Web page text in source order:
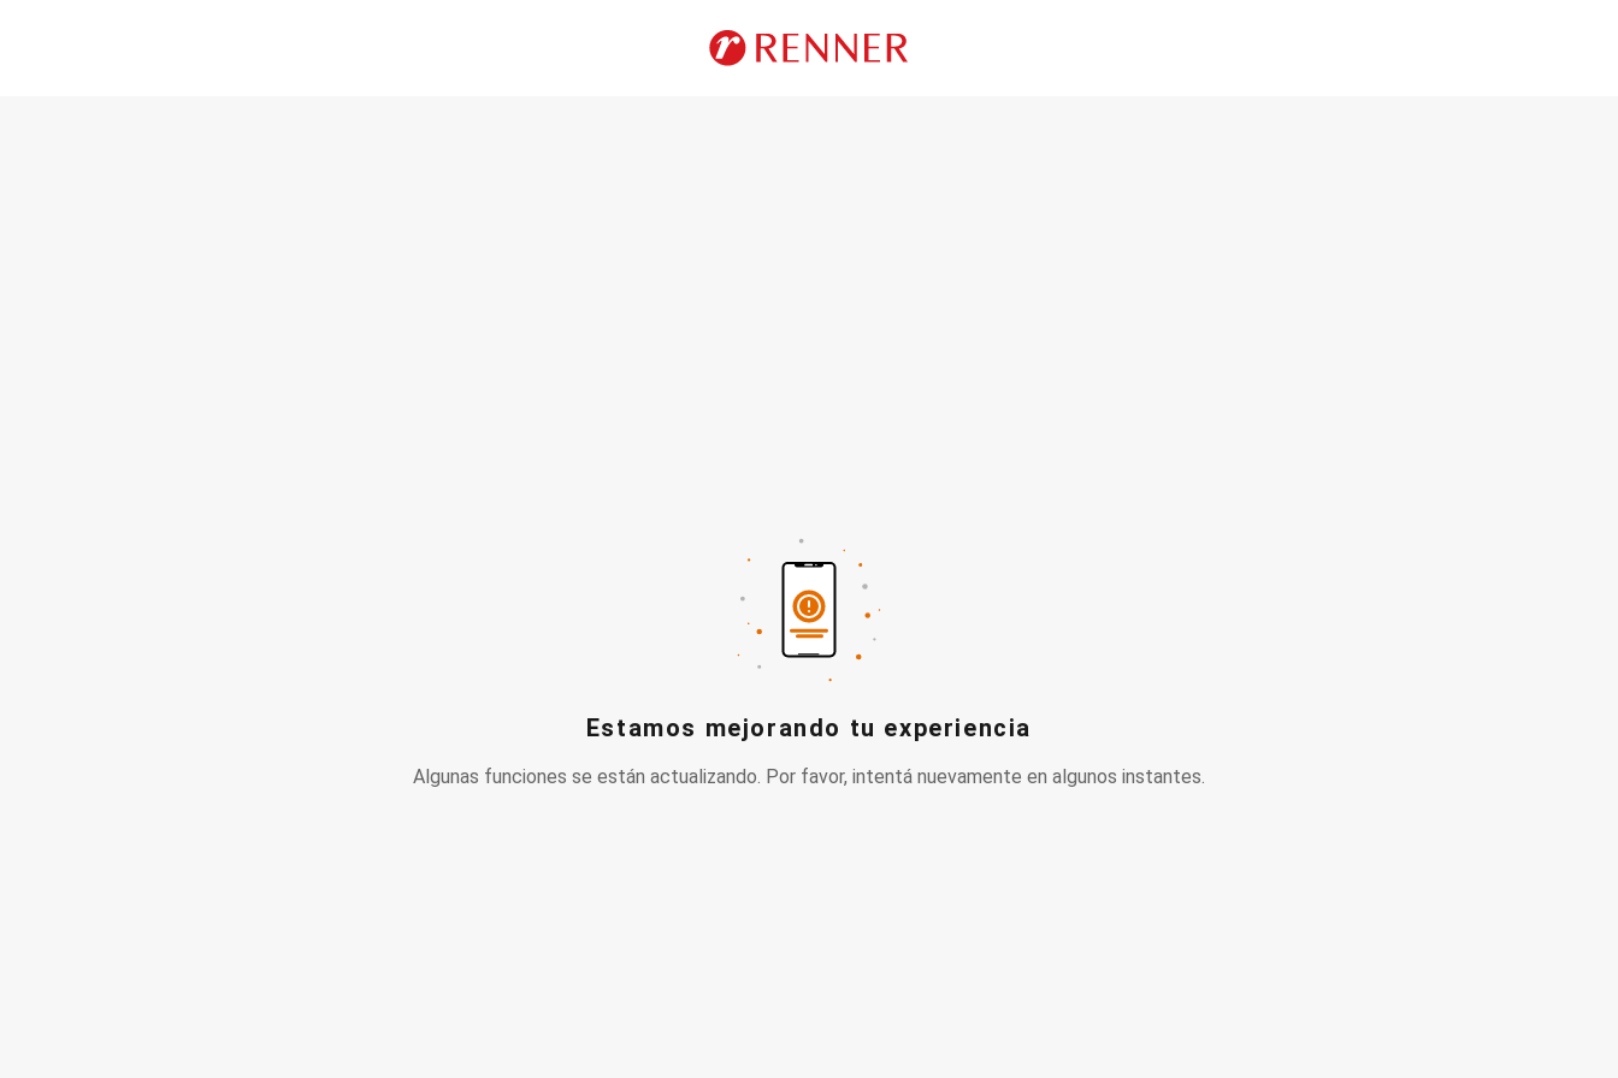
Estamos mejorando tu experiencia
Algunas funciones se están actualizando. Por favor, intentá nuevamente en algunos instantes.